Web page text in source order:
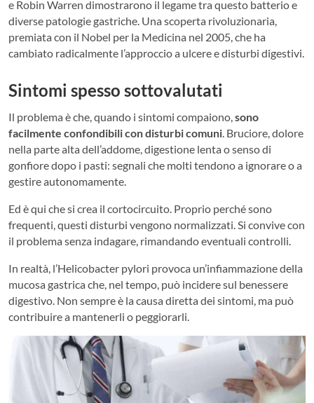
e Robin Warren dimostrarono il legame tra questo batterio e
diverse patologie gastriche. Una scoperta rivoluzionaria,
premiata con il Nobel per la Medicina nel 2005, che ha
cambiato radicalmente l’approccio a ulcere e disturbi digestivi.
Sintomi spesso sottovalutati
Il problema è che, quando i sintomi compaiono,sono
facilmente confondibili con disturbi comuni. Bruciore, dolore
nella parte alta dell’addome, digestione lenta o senso di
gonfiore dopo i pasti: segnali che molti tendono a ignorare o a
gestire autonomamente.
Ed è qui che si crea il cortocircuito. Proprio perché sono
frequenti, questi disturbi vengono normalizzati. Si convive con
il problema senza indagare, rimandando eventuali controlli.
In realtà, l’Helicobacter pylori provoca un’infiammazione della
mucosa gastrica che, nel tempo, può incidere sul benessere
digestivo. Non sempre è la causa diretta dei sintomi, ma può
contribuire a mantenerli o peggiorarli.